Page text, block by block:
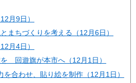
月9日）
まちづくりを考える（12月6日）
月4日）
回遊旗が本市へ（12月1日）
合わせ、貼り絵を制作（12月1日）